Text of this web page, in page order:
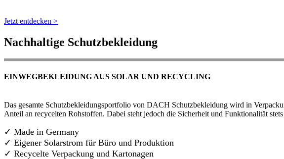
Jetzt entdecken >
Nachhaltige Schutzbekleidung
EINWEGBEKLEIDUNG AUS SOLAR UND RECYCLING
Das gesamte Schutzbekleidungsportfolio von DACH Schutzbekleidung wird in
Anteil an recycelten Rohstoffen. Dabei steht jedoch die Sicherheit und Funktionalität
✓ Made in Germany
✓ Eigener Solarstrom für Büro und Produktion
✓ Recycelte Verpackung und Kartonagen